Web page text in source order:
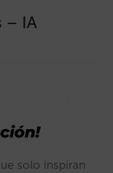
– IA
solo inspiran